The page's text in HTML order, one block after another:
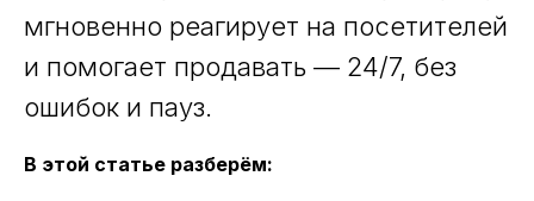
мгновенно реагирует на посетителей
и помогает продавать — 24/7, без
ошибок и пауз.
В этой статье разберём: